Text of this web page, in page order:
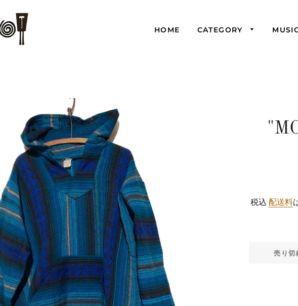
HOME CATEGORY
税込配送料
売り切